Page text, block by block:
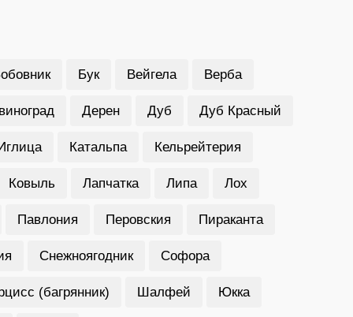
Бук Вейгела Верба
Дерен Дуб Дуб Красный
Катальпа Кельрейтерия
Ковыль Лапчатка Липа Лох
Павлония Перовския Пираканта
Снежноягодник Софора
(багрянник) Шалфей Юкка